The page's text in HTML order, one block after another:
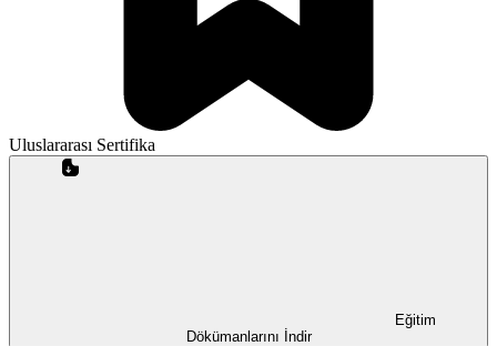
Uluslararası Sertifika
Eğitim
Dökümanlarını İndir